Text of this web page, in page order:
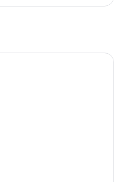
t
camera da letto con un letto,